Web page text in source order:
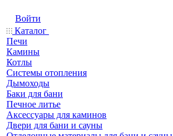
Войти
Каталог
Печи
Камины
Котлы
Системы отопления
Дымоходы
Баки для бани
Печное литье
Аксессуары для каминов
Двери для бани и сауны